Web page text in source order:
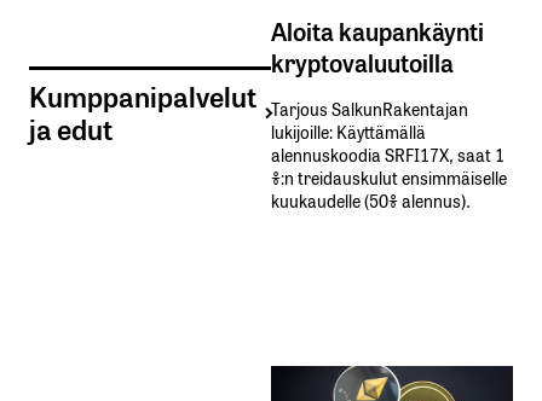
Kumppanipalvelut
ja edut
Aloita kaupankäynti
kryptovaluutoilla
Tarjous SalkunRakentajan
lukijoille: Käyttämällä​ ​
alennuskoodia​ ​SRFI17X,​ ​saat​ ​1
%:n treidauskulut​ ​ensimmäiselle​ ​
kuukaudelle​ ​(50%​ ​alennus).